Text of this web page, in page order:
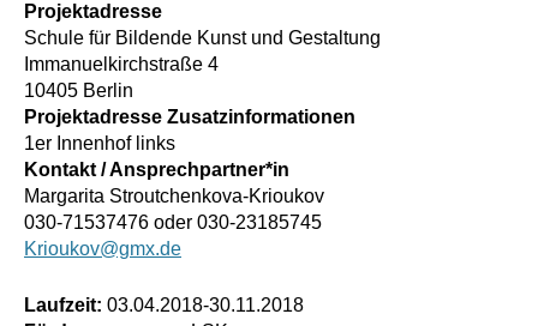
Projektadresse
Schule für Bildende Kunst und Gestaltung
Immanuelkirchstraße 4
10405 Berlin
Projektadresse Zusatzinformationen
1er Innenhof links
Kontakt / Ansprechpartner*in
Margarita Stroutchenkova-Krioukov
030-71537476 oder 030-23185745
Krioukov@gmx.de
Laufzeit: 03.04.2018-30.11.2018